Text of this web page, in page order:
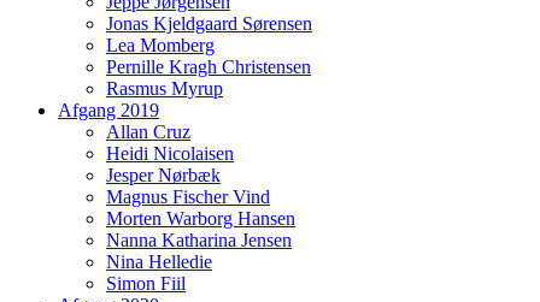
Jonas Kjeldgaard Sørensen
Lea Momberg
Pernille Kragh Christensen
Rasmus Myrup
Afgang 2019
Allan Cruz
Heidi Nicolaisen
Jesper Nørbæk
Magnus Fischer Vind
Morten Warborg Hansen
Nanna Katharina Jensen
Nina Helledie
Simon Fiil